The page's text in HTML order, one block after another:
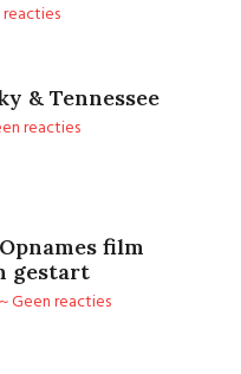
& Tennessee
reacties
film
gestart
Geen reacties